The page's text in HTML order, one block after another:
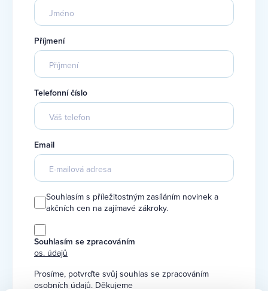
Příjmení
Telefonní číslo
Email
Souhlasím s příležitostným zasíláním novinek a
akčních cen na zajímavé zákroky.
Souhlasím se zpracováním
os. údajů
Prosíme, potvrďte svůj souhlas se zpracováním
osobních údajů. Děkujeme